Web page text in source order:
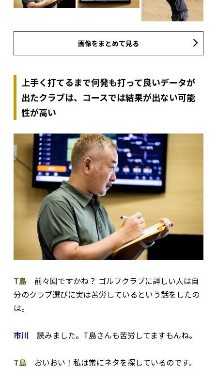
画像をまとめて見る
上手く打てるまで何発も打って良いデータが
出たクラブは、コースでは結果が出ない可能
性が高い
T島 前々回ですかね？ ゴルフクラブに詳しい人は自
分のクラブ選びに実は苦労しているという話をしたの
は。
市川 読みました。T島さんも苦労してますもんね。
T島 おいおい！私は常にネタを探しているのです。